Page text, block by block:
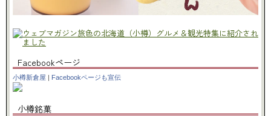
Facebookページ
小樽新倉屋 Facebookページも宣伝
小樽銘菓